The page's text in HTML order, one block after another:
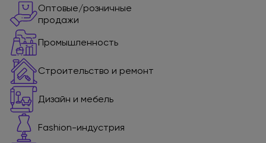
Оптовые/розничные
продажи
Промышленность
Строительство и ремонт
Дизайн и мебель
Fashion-индустрия